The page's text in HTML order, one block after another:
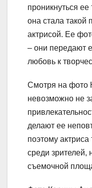
проникнуться
она стала такой
актрисой. Ее
– они передают
любовь к
Смотря на фото
невозможно не
делают ее
поэтому актриса
среди зрителей,
съемочной